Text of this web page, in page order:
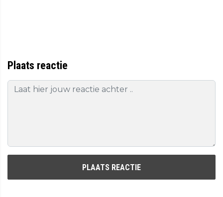
Plaats reactie
PLAATS REACTIE